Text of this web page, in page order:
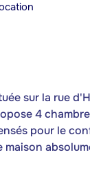
sur la rue
4
pour le
maison